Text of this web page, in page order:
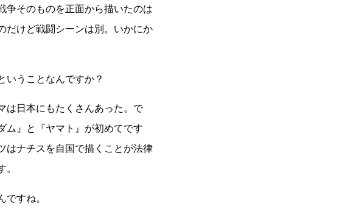
争そのものを正面から描いたのは
だけど戦闘シーンは別。いかにか
うことなんですか？
は日本にもたくさんあった。で
ム』と『ヤマト』が初めてです
はナチスを自国で描くことが法律
すね。